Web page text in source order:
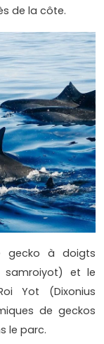
de la côte.
gecko à doigts
samroiyot) et le
Yot (Dixonius
de geckos
le parc.